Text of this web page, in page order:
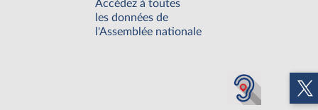
Accédez à toutes
les données de
l'Assemblée nationale